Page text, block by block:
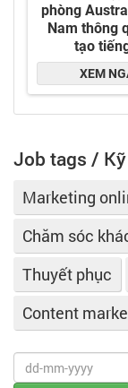
Job tags /
Marketing
Chăm sóc
Thuyết phục
Content